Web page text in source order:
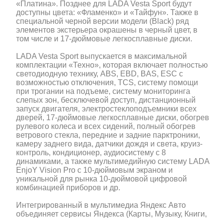
«Платина». Позднее для LADA Vesta Sport будут
доступны цвета: «Фламенко» и «Тайфун». Также в
специальной черной версии модели (Black) ряд
элементов экстерьера окрашены в черный цвет, в
том числе и 17-дюймовые легкосплавные диски.
LADA Vesta Sport выпускается в максимальной
комплектации «Техно», которая включает полностью
светодиодную технику, ABS, EBD, BAS, ESC с
возможностью отключения, TCS, систему помощи
при трогании на подъеме, систему мониторинга
слепых зон, бесключевой доступ, дистанционный
запуск двигателя, электростеклоподъемники всех
дверей, 17-дюймовые легкосплавные диски, обогрев
рулевого колеса и всех сидений, полный обогрев
ветрового стекла, передние и задние парктроники,
камеру заднего вида, датчики дождя и света, круиз-
контроль, кондиционер, аудиосистему с 8
динамиками, а также мультимедийную систему LADA
EnjoY Vision Pro с 10-дюймовым экраном и
уникальной для рынка 10-дюймовой цифровой
комбинацией приборов и др.
Интегрированный в мультимедиа Яндекс Авто
объединяет сервисы Яндекса (Карты, Музыку, Книги,